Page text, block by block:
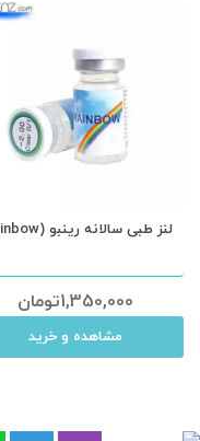
لنز طبی سالانه رینبو (Rainbow)
1,350,000تومان
مشاهده و خرید